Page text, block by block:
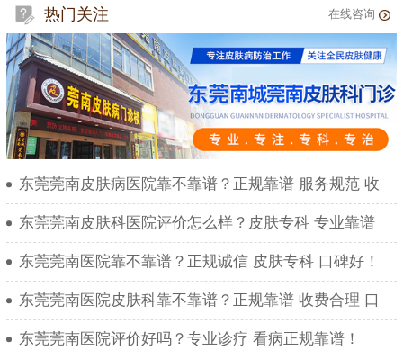
热门关注 在线咨询
东莞莞南皮肤病医院靠不靠谱？正规靠谱 服务规范 收
东莞莞南皮肤科医院评价怎么样？皮肤专科 专业靠谱
东莞莞南医院靠不靠谱？正规诚信 皮肤专科 口碑好！
东莞莞南医院皮肤科靠不靠谱？正规靠谱 收费合理 口
东莞莞南医院评价好吗？专业诊疗 看病正规靠谱！